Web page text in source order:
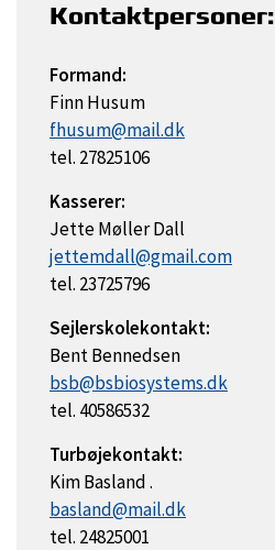
Kontaktpersoner:
Formand:
Finn Husum
fhusum@mail.dk
tel. 27825106
Kasserer:
Jette Møller Dall
jettemdall@gmail.com
tel. 23725796
Sejlerskolekontakt:
Bent Bennedsen
bsb@bsbiosystems.dk
tel. 40586532
Turbøjekontakt:
Kim Basland .
basland@mail.dk
tel. 24825001